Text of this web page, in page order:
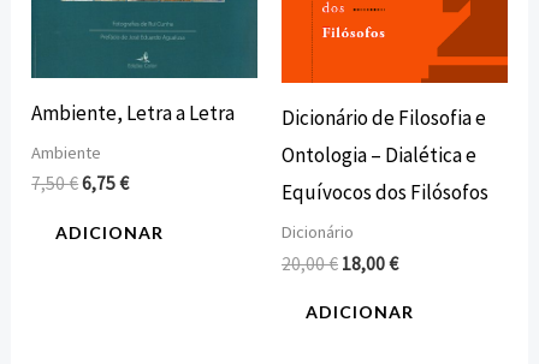
Ambiente, Letra a Letra
Ambiente
7,50€6,75€
ADICIONAR
Dicionário de Filosofia e
Ontologia – Dialética e
Equívocos dos Filósofos
Dicionário
20,00€ 18,00€
ADICIONAR